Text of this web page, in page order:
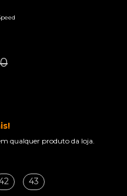
qualquer produto da loja.
43